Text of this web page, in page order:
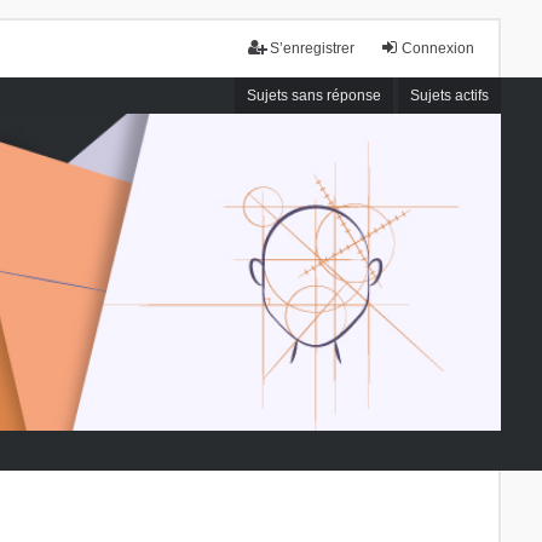
Connexion
S’enregistrer
Sujets sans réponse Sujets actifs